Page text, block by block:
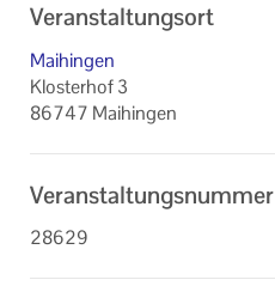
Veranstaltungsort
Maihingen
Klosterhof 3
86747 Maihingen
Veranstaltungsnummer
28629